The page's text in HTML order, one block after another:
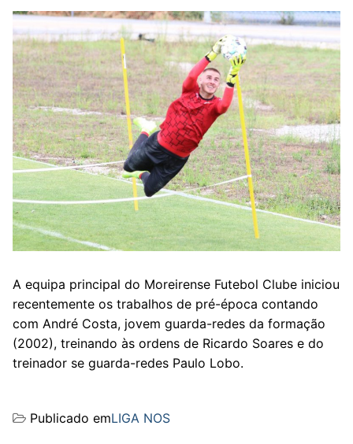
A equipa principal do Moreirense Futebol Clube iniciou
recentemente os trabalhos de pré-época contando
com André Costa, jovem guarda-redes da formação
(2002), treinando às ordens de Ricardo Soares e do
treinador se guarda-redes Paulo Lobo.
Publicado emLIGA NOS